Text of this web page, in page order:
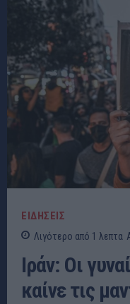
ΕΙΔΗΣΕΙΣ
Λιγότερο από 1 λεπτα
Ιράν: Οι
καίνε τις